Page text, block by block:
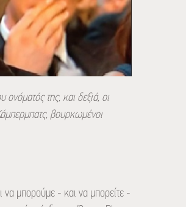
της, και δεξιά, οι
βουρκωμένοι
να μπορούμε - και να μπορείτε -